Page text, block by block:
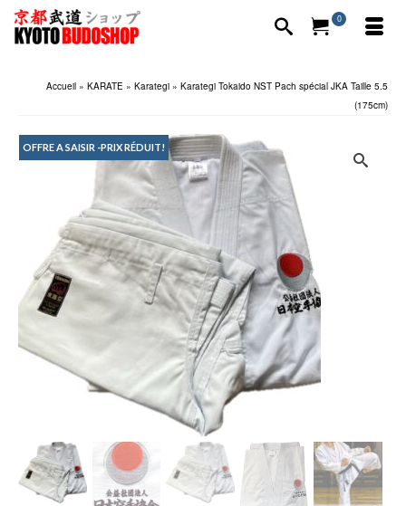
0
Accueil » KARATE » Karategi » Karategi Tokaido NST Pach spécial JKA Taille 5.5
(175cm)
OFFRE A SAISIR -PRIX RÉDUIT!